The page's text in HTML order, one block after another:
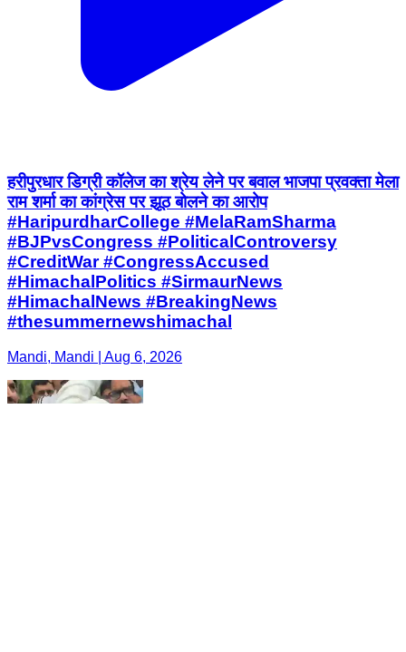
हरीपुरधार डिग्री कॉलेज का श्रेय लेने पर बवाल भाजपा प्रवक्ता मेला
राम शर्मा का कांग्रेस पर झूठ बोलने का आरोप
#HaripurdharCollege #MelaRamSharma
#BJPvsCongress #PoliticalControversy
#CreditWar #CongressAccused
#HimachalPolitics #SirmaurNews
#HimachalNews #BreakingNews
#thesummernewshimachal
Mandi, Mandi | Aug 6, 2026